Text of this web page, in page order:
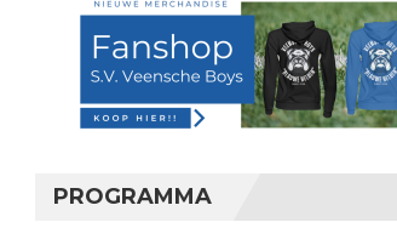
PROGRAMMA